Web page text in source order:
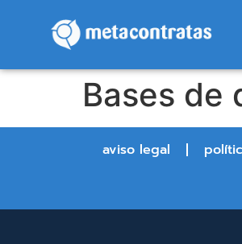
Bases de
aviso legal